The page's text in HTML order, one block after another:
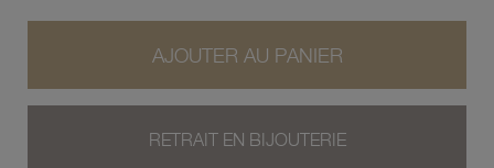
AJOUTER AU PANIER
RETRAIT EN BIJOUTERIE